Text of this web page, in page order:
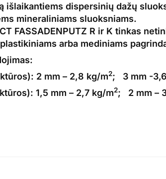
išlaikantiems dispersinių dažų
mineraliniams sluoksniams.
FASSADENPUTZ R ir K tinkas
arba mediniams
2 mm – 2,8 kg/m2; 3 mm -
1,5 mm – 2,7 kg/m2; 2 mm –